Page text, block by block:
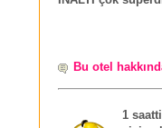
Bu otel
1